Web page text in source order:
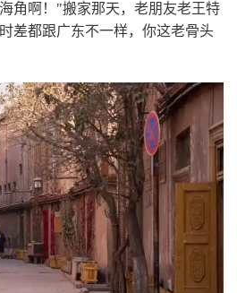
角啊！"搬家那天，老朋友老王特
差都跟广东不一样，你这老骨头